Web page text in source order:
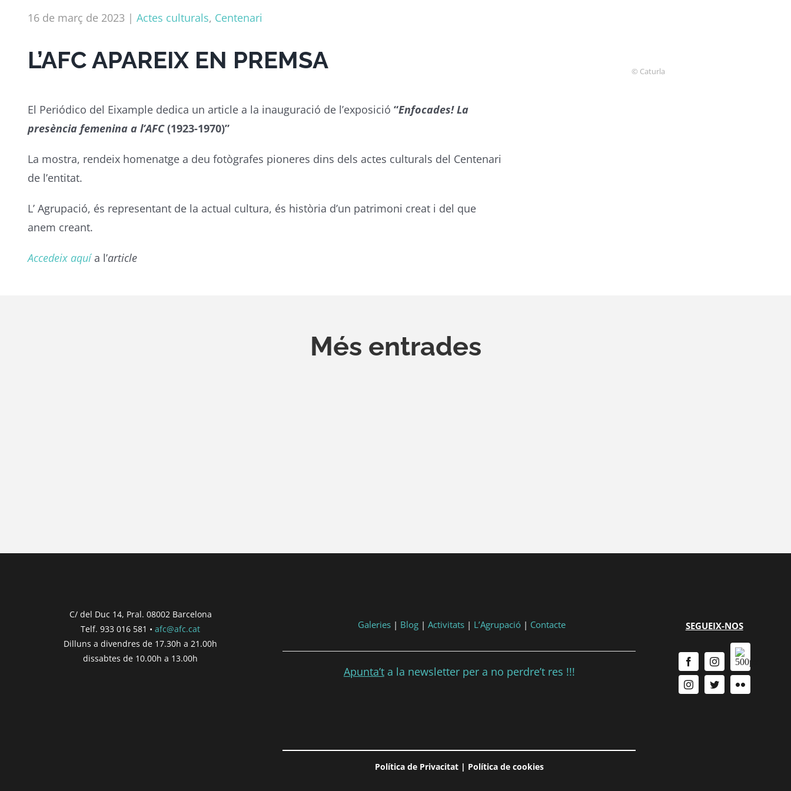
16 de març de 2023 | Actes culturals, Centenari
L’AFC APAREIX EN PREMSA
El Periódico del Eixample dedica un article a la inauguració de l’exposició “Enfocades! La
presència femenina a l’AFC(1923-1970)”
La mostra, rendeix homenatge a deu fotògrafes pioneres dins dels actes culturals del Centenari
de l’entitat.
L’ Agrupació, és representant de la actual cultura, és història d’un patrimoni creat i del que
anem creant.
Accedeix aquí a l’article
© Caturla
Més entrades
C/ del Duc 14, Pral. 08002 Barcelona
Telf. 933 016 581 •afc@afc.cat
Dilluns a divendres de 17.30h a 21.00h
dissabtes de 10.00h a 13.00h
Galeries| Blog| Activitats| L’Agrupació| Contacte
Apunta’ta la newsletter per a no perdre’t res !!!
SEGUEIX-NOS
Política de Privacitat| Política de cookies